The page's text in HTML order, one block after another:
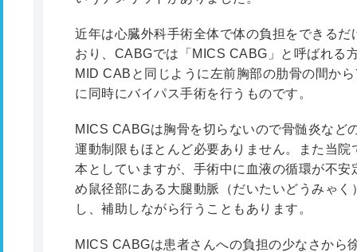
近年は心臓外科手術全体で体の負担をできる
おり、CABGでは「MICS CABG」と呼ばれる
MID CABと同じように左前胸部の肋骨の間か
に同時にバイパス手術を行うものです。
MICS CABGは胸骨を切らないので骨髄炎など
運動制限もほとんど必要ありません。また当
本としていますが、手術中に血液の循環が不
め鼠径部にある大腿動脈（だいたいどうみゃ
し、補助しながら行うこともあります。
MICS CABGは患者さんへの負担の少なさから